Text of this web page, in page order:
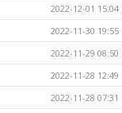
2022-12-01 15:04
2022-11-30 19:55
2022-11-29 08:50
2022-11-28 12:49
2022-11-28 07:31